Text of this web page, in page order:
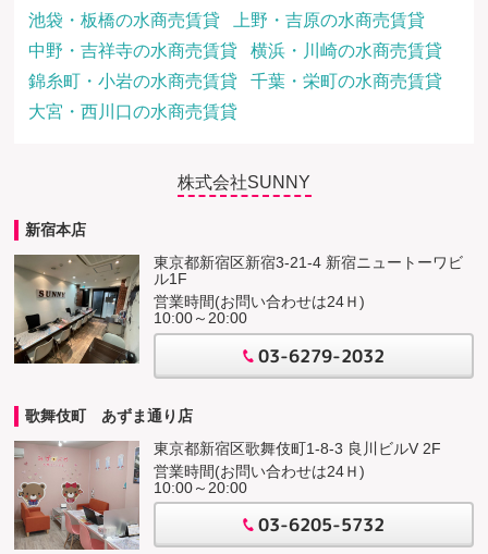
池袋・板橋の水商売賃貸
上野・吉原の水商売賃貸
中野・吉祥寺の水商売賃貸
横浜・川崎の水商売賃貸
錦糸町・小岩の水商売賃貸
千葉・栄町の水商売賃貸
大宮・西川口の水商売賃貸
株式会社SUNNY
新宿本店
東京都新宿区新宿3-21-4 新宿ニュートーワビ
ル1F
営業時間(お問い合わせは24Ｈ)
10:00～20:00
03-6279-2032
歌舞伎町 あずま通り店
東京都新宿区歌舞伎町1-8-3 良川ビルV 2F
営業時間(お問い合わせは24Ｈ)
10:00～20:00
03-6205-5732